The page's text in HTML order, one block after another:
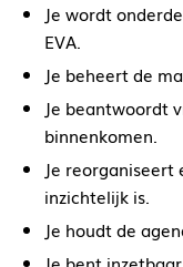
Je wordt
EVA.
Je beheert de
Je beantwoordt
binnenkomen.
Je reorganiseert
inzichtelijk is.
Je houdt de